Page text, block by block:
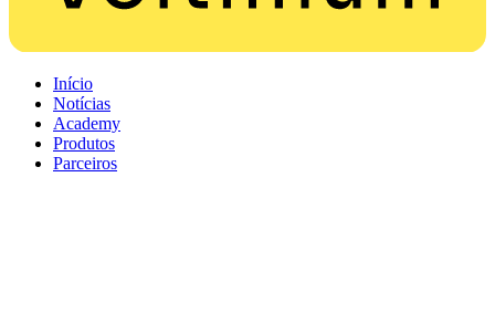
Início
Notícias
Academy
Produtos
Parceiros